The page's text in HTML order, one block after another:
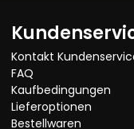
Kontakt
FAQ
Kaufbedingungen
Lieferoptionen
Bestellwaren